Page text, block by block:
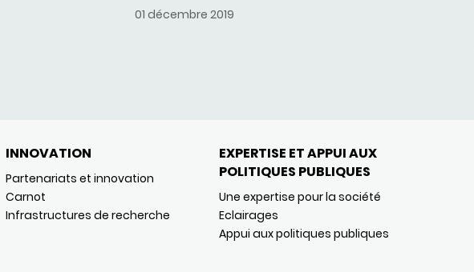
01 décembre 2019
INNOVATION
Partenariats et innovation
Carnot
Infrastructures de recherche
EXPERTISE ET APPUI AUX
POLITIQUES PUBLIQUES
Une expertise pour la société
Eclairages
Appui aux politiques publiques